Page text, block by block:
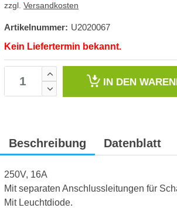
zzgl. Versandkosten
Artikelnummer: U2020067
Kein Liefertermin bekannt.
IN DEN
Beschreibung Datenblatt
250V, 16A
Mit separaten Anschlussleitungen für
Mit Leuchtdiode.